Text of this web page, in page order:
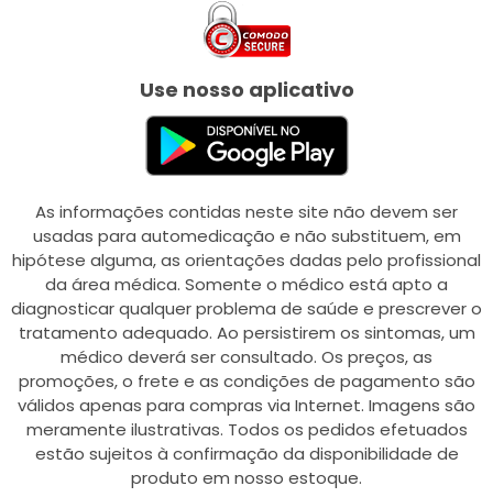
Use nosso aplicativo
As informações contidas neste site não devem ser
usadas para automedicação e não substituem, em
hipótese alguma, as orientações dadas pelo profissional
da área médica. Somente o médico está apto a
diagnosticar qualquer problema de saúde e prescrever o
tratamento adequado. Ao persistirem os sintomas, um
médico deverá ser consultado. Os preços, as
promoções, o frete e as condições de pagamento são
válidos apenas para compras via Internet. Imagens são
meramente ilustrativas. Todos os pedidos efetuados
estão sujeitos à confirmação da disponibilidade de
produto em nosso estoque.